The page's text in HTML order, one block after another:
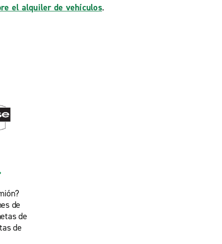
el alquiler de vehículos.
de
de
de